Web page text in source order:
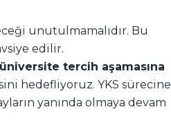
unutulmamalıdır. Bu
edilir.
tercih aşamasına
hedefliyoruz. YKS sürecine
yanında olmaya devam